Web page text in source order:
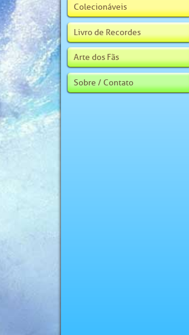
Colecionáveis
Livro de Recordes
Arte dos Fãs
Sobre / Contato